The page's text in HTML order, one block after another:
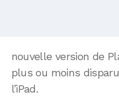
nouvelle version de
plus ou moins
l’iPad.